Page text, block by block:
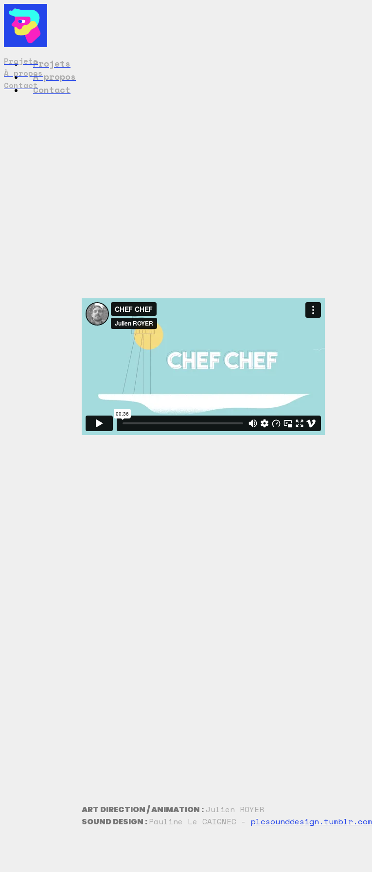
Projets
À propos
Contact
Projets
À propos
Contact
ART DIRECTION / ANIMATION : Julien ROYER
SOUND DESIGN : Pauline Le CAIGNEC - plcsounddesign.tumblr.com